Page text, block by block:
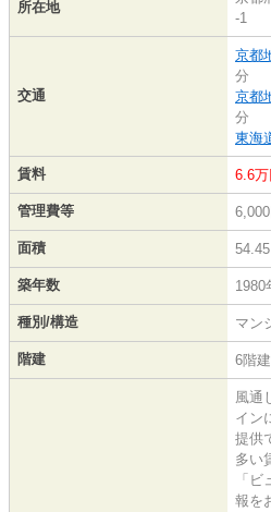
所在地
-1
交通
京都
分
京都
分
東海
賃料 6.6万
管理費等
面積
築年数 1980
種別/構造 マン
階建 6階建
風通
イン
提供
多い
「
報を